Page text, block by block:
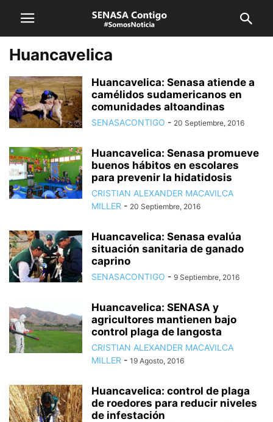
Huancavelica
Huancavelica: Senasa atiende a
camélidos sudamericanos en
comunidades altoandinas
SENASACONTIGO - 20 Septiembre, 2016
Huancavelica: Senasa promueve
buenos hábitos en escolares
para prevenir la hidatidosis
CRISTIAN ALEXANDER MACAVILCA
MILLER - 20 Septiembre, 2016
Huancavelica: Senasa evalúa
situación sanitaria de ganado
caprino
SENASACONTIGO - 9 Septiembre, 2016
Huancavelica: SENASA y
agricultores mantienen bajo
control plaga de langosta
CRISTIAN ALEXANDER MACAVILCA
MILLER - 19 Agosto, 2016
Huancavelica: control de plaga
de roedores para reducir niveles
de infestación